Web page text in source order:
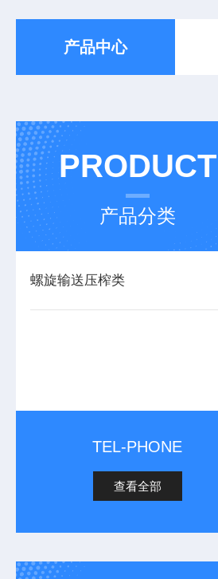
产品中心
PRODUCT
产品分类
螺旋输送压榨类
TEL-PHONE
查看全部